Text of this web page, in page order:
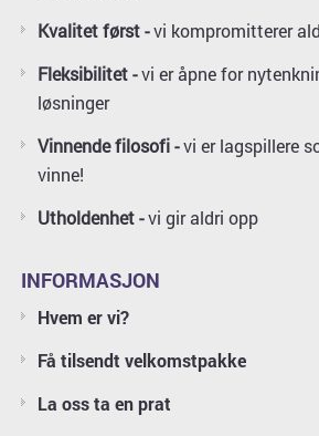
Kvalitet først -vi kompromitterer
Fleksibilitet -vi er åpne for
løsninger
Vinnende filosofi -vi er lagspillere
vinne!
Utholdenhet -vi gir aldri opp
INFORMASJON
Hvem er vi?
Få tilsendt velkomstpakke
La oss ta en prat